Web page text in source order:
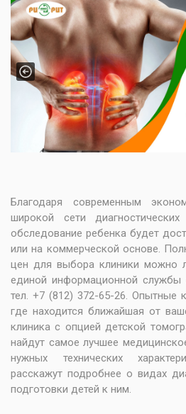
Previous
Благодаря современным
широкой сети
обследование ребенка будет
или на коммерческой основе.
цен для выбора клиники можно
единой информационной
тел. +7 (812) 372-65-26. Опытные
где находится ближайшая от
клиника с опцией детской
найдут самое лучшее
нужных технических
расскажут подробнее о видах
подготовки детей к ним.